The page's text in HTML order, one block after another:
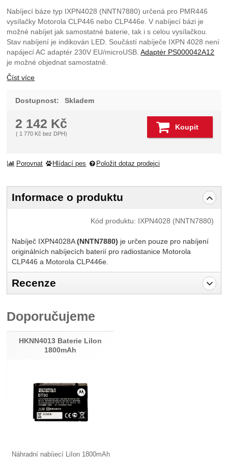
Nabíjecí báze typ IXPN4028 (NNTN7880) určená pro PMR446
vysílačky Motorola CLP446 nebo CLP446e. V nabíjecí bázi je
možné nabíjet jak samostatné baterie, tak i s celou vysílačkou.
Stav nabíjení je indikován LED. Součástí nabíječe IXPN 4028 není
napájecí AC adaptér 230V EU/microUSB.Adaptér PS000042A12
je možné objednat samostatně.
Číst více
Dostupnost: Skladem
2 142 Kč
(1 770 Kč bez DPH)
Koupit
Porovnat Hlídací pes Položit dotaz prodejci
Informace o produktu
Kód produktu: IXPN4028 (NNTN7880)
Nabíječ IXPN4028A(NNTN7880) je určen pouze pro nabíjení
originálních nabíjecích baterií pro radiostanice Motorola
CLP446 a Motorola CLP446e.
Recenze
Recenze
Nebyla přidána žádná recenze.
Doporučujeme
HKNN4013 Baterie LiIon
1800mAh
Náhradní nabíjecí LiIon 1800mAh